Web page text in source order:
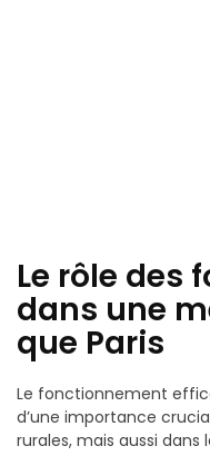
Le rôle des
dans une
que Paris
Le fonctionnement
d’une importance
rurales, mais aussi